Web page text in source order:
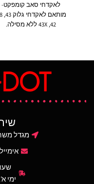
לאקדחי סאב קומפקט-
42, 43X ללא מסילה.
מגדל משה
ימי א', ג',